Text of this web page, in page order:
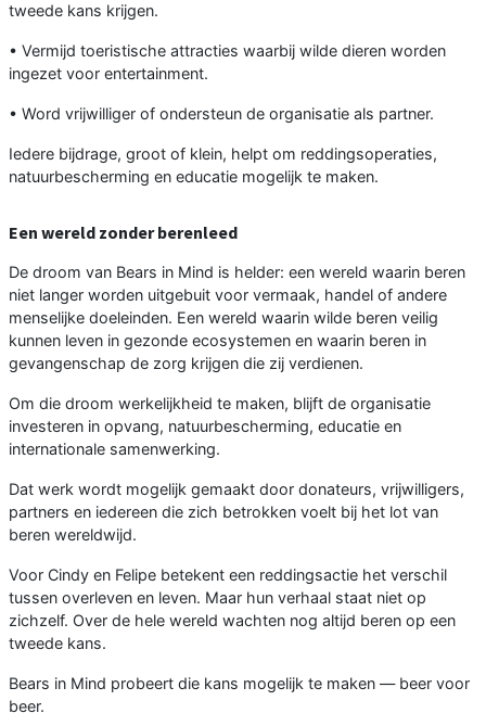
tweede kans krijgen.
• Vermijd toeristische attracties waarbij wilde dieren worden
ingezet voor entertainment.
• Word vrijwilliger of ondersteun de organisatie als partner.
Iedere bijdrage, groot of klein, helpt om reddingsoperaties,
natuurbescherming en educatie mogelijk te maken.
Een wereld zonder berenleed
De droom van Bears in Mind is helder: een wereld waarin beren
niet langer worden uitgebuit voor vermaak, handel of andere
menselijke doeleinden. Een wereld waarin wilde beren veilig
kunnen leven in gezonde ecosystemen en waarin beren in
gevangenschap de zorg krijgen die zij verdienen.
Om die droom werkelijkheid te maken, blijft de organisatie
investeren in opvang, natuurbescherming, educatie en
internationale samenwerking.
Dat werk wordt mogelijk gemaakt door donateurs, vrijwilligers,
partners en iedereen die zich betrokken voelt bij het lot van
beren wereldwijd.
Voor Cindy en Felipe betekent een reddingsactie het verschil
tussen overleven en leven. Maar hun verhaal staat niet op
zichzelf. Over de hele wereld wachten nog altijd beren op een
tweede kans.
Bears in Mind probeert die kans mogelijk te maken — beer voor
beer.